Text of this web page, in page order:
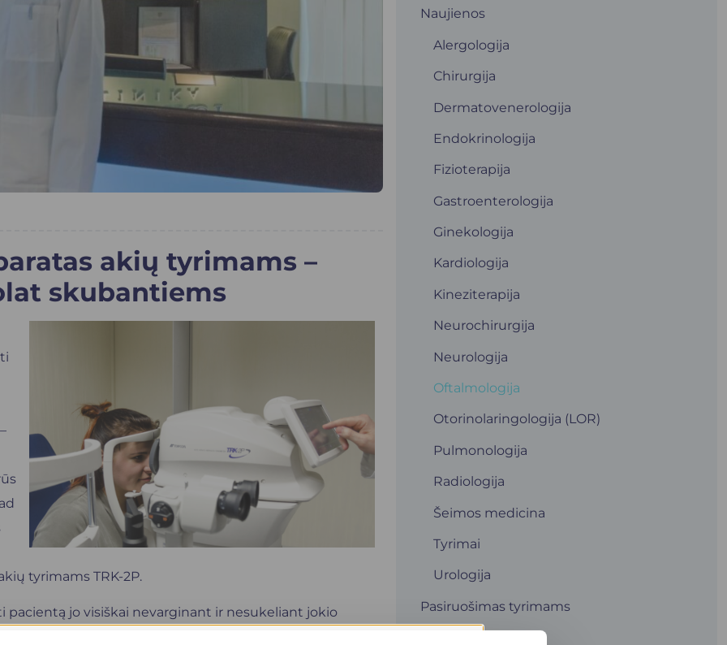
akių tyrimams –
skubantiems
tyrimams TRK-2P.
pacientą jo visiškai nevarginant ir nesukeliant jokio
ir ragenos storį leidžia akių gydytojams tiksliau
Naujienos
Alergologija
Chirurgija
Dermatovenerologija
Endokrinologija
Fizioterapija
Gastroenterologija
Ginekologija
Kardiologija
Kineziterapija
Neurochirurgija
Neurologija
Oftalmologija
Otorinolaringologija (LOR)
Pulmonologija
Radiologija
Šeimos medicina
Tyrimai
Urologija
Pasiruošimas tyrimams